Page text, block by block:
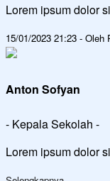
Lorem ipsum dolor
15/01/2023 21:23 -
Anton Sofyan
- Kepala Sekolah -
Lorem ipsum dolor